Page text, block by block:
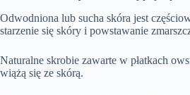
Odwodniona lub sucha skóra jest
starzenie się skóry i powstawanie
Naturalne skrobie zawarte w płatkach
wiążą się ze skórą.